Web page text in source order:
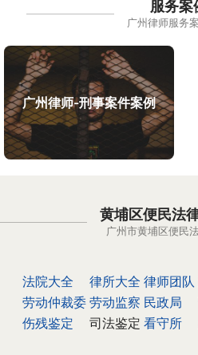
服务案
广州律师服务
广州律师-刑事案件案例
黄埔区便民法
广州市黄埔区便民
法院大全 律所大全 律师团队
劳动仲裁委 劳动监察 民政局
伤残鉴定
司法鉴定 看守所